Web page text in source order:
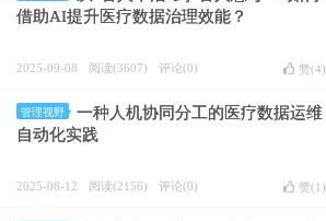
借助AI提升医疗数据治理效能？
2025-09-08 阅读(3607) 评论(0) 赞(4)
管理视野
一种人机协同分工的医疗数据运维
自动化实践
2025-08-12 阅读(2156) 评论(0) 赞(1 )